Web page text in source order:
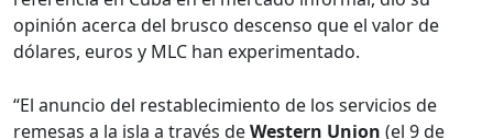
opinión acerca del brusco descenso que el valor de
dólares, euros y MLC han experimentado.
“El anuncio del restablecimiento de los servicios de
remesas a la isla a través deWestern Union (el 9 de